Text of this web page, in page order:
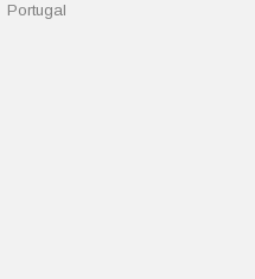
Portugal